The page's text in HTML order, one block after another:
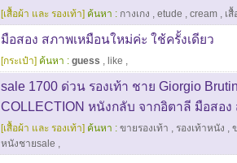
[เสื้อผ้า และ รองเท้า] ค้นหา : กางเกง , etude , cream , เสื้
มือสอง สภาพเหมือนใหม่ค่ะ ใช้ครั้งเดียว
[กระเป๋า] ค้นหา : guess , like ,
sale 1700 ด่วน รองเท้า ชาย Giorgio
COLLECTION หนังกลับ จากอิตาลี มือสอง
[เสื้อผ้า และ รองเท้า] ค้นหา : ขายรองเท้า , รองเท้าหนัง ,
หนังชายsale ,